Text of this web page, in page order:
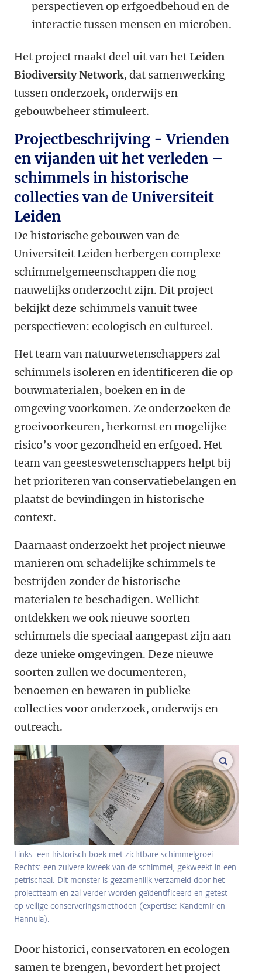
perspectieven op erfgoedbehoud en de
interactie tussen mensen en microben.
Het project maakt deel uit van hetLeiden
Biodiversity Network, dat samenwerking
tussen onderzoek, onderwijs en
gebouwbeheer stimuleert.
Projectbeschrijving - Vrienden
en vijanden uit het verleden –
schimmels in historische
collecties van de Universiteit
Leiden
De historische gebouwen van de
Universiteit Leiden herbergen complexe
schimmelgemeenschappen die nog
nauwelijks onderzocht zijn. Dit project
bekijkt deze schimmels vanuit twee
perspectieven: ecologisch en cultureel.
Het team van natuurwetenschappers zal
schimmels isoleren en identificeren die op
bouwmaterialen, boeken en in de
omgeving voorkomen. Ze onderzoeken de
groeivoorkeuren, herkomst en mogelijke
risico’s voor gezondheid en erfgoed. Het
team van geesteswetenschappers helpt bij
het prioriteren van conservatiebelangen en
plaatst de bevindingen in historische
context.
Daarnaast onderzoekt het project nieuwe
manieren om schadelijke schimmels te
bestrijden zonder de historische
materialen te beschadigen. Wellicht
ontdekken we ook nieuwe soorten
schimmels die speciaal aangepast zijn aan
deze unieke omgevingen. Deze nieuwe
soorten zullen we documenteren,
benoemen en bewaren in publieke
collecties voor onderzoek, onderwijs en
outreach.
Links: een historisch boek met zichtbare schimmelgroei.
Rechts: een zuivere kweek van de schimmel, gekweekt in een
petrischaal. Dit monster is gezamenlijk verzameld door het
projectteam en zal verder worden geïdentificeerd en getest
op veilige conserveringsmethoden (expertise: Kandemir en
Hannula).
Door historici, conservatoren en ecologen
samen te brengen, bevordert het project